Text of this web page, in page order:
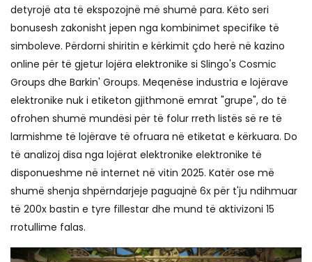
detyrojë ata të ekspozojnë më shumë para. Këto seri
bonusesh zakonisht jepen nga kombinimet specifike të
simboleve. Përdorni shiritin e kërkimit çdo herë në kazino
online për të gjetur lojëra elektronike si Slingo's Cosmic
Groups dhe Barkin' Groups. Meqenëse industria e lojërave
elektronike nuk i etiketon gjithmonë emrat "grupe", do të
ofrohen shumë mundësi për të folur rreth listës së re të
larmishme të lojërave të ofruara në etiketat e kërkuara. Do
të analizoj disa nga lojërat elektronike elektronike të
disponueshme në internet në vitin 2025. Katër ose më
shumë shenja shpërndarjeje paguajnë 6x për t'ju ndihmuar
të 200x bastin e tyre fillestar dhe mund të aktivizoni 15
rrotullime falas.